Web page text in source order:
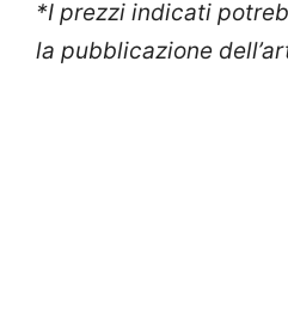
*I prezzi indicati
la pubblicazione